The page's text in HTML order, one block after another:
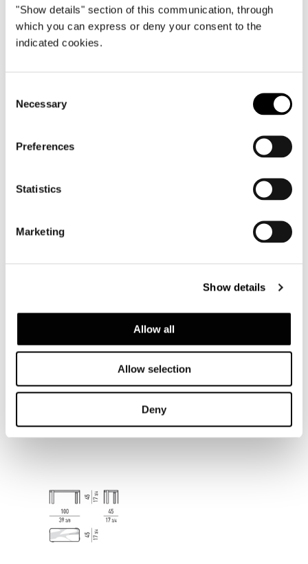
"Show details" section of this communication, through
which you can express or deny your consent to the
indicated cookies.
Selection
Necessary
Preferences
Statistics
Marketing
Show details
Allow all
Allow selection
Deny